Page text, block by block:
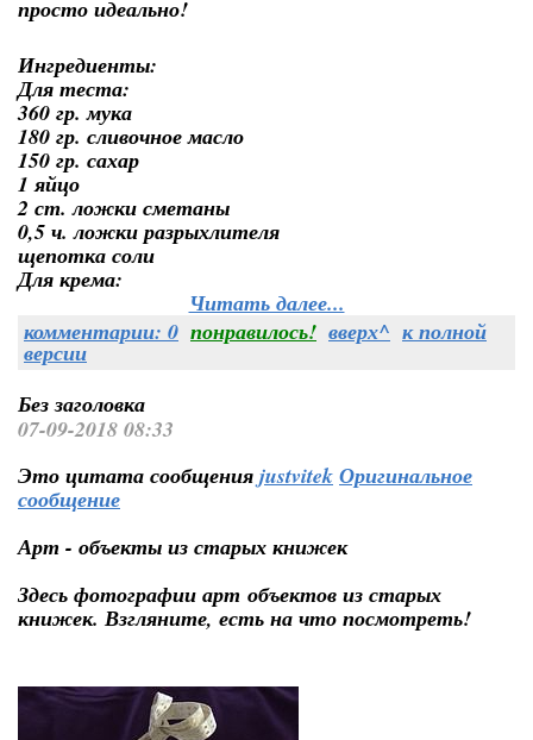
просто идеально!
Ингредиенты:
Для теста:
360 гр. мука
180 гр. сливочное масло
150 гр. сахар
1 яйцо
2 ст. ложки сметаны
0,5 ч. ложки разрыхлителя
щепотка соли
Для крема:
Читать далее...
комментарии: 0 понравилось! вверх^ к полной
версии
Без заголовка
07-09-2018 08:33
Это цитата сообщенияjustvitek Оригинальное
сообщение
Арт - объекты из старых книжек
Здесь фотографии арт объектов из старых
книжек. Взгляните, есть на что посмотреть!